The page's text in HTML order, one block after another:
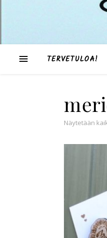
TERVETULOA!
Näytetään